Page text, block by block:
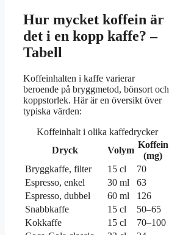
Hur mycket koffein är
det i en kopp kaffe? –
Tabell
Koffeinhalten i kaffe varierar
beroende på bryggmetod, bönsort och
koppstorlek. Här är en översikt över
typiska värden:
Koffeinhalt i olika kaffedrycker
Dryck
Volym
Koffein
(mg)
Bryggkaffe, filter
15 cl
70
Espresso, enkel
30 ml
63
Espresso, dubbel
60 ml
126
Snabbkaffe
15 cl
50–65
Kokkaffe
15 cl
70–100